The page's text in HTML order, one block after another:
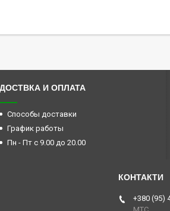
ДОСТВКА И ОПЛАТА
Способы доставки
График работы
Пн - Пт с 9.00 до 20.00
+380 (95)